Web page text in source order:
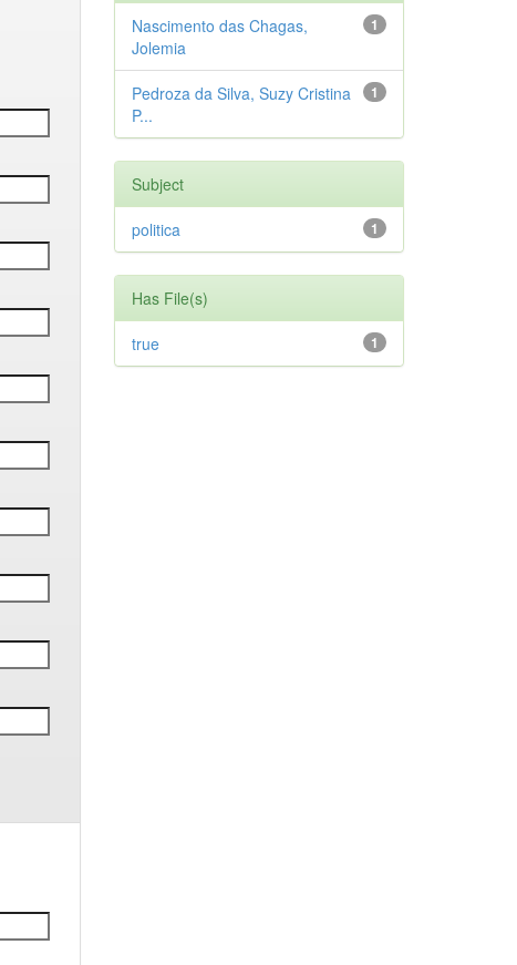
1
Nascimento das Chagas,
Jolemia
1
Pedroza da Silva, Suzy Cristina
P...
Subject
1
politica
Has File(s)
1
true